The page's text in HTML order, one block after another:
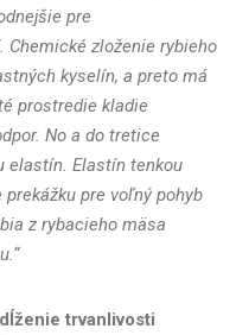
pre
zloženie rybieho
kyselín, a preto má
prostredie kladie
No a do tretice
elastín. Elastín tenkou
pre voľný pohyb
z rybacieho mäsa
trvanlivosti